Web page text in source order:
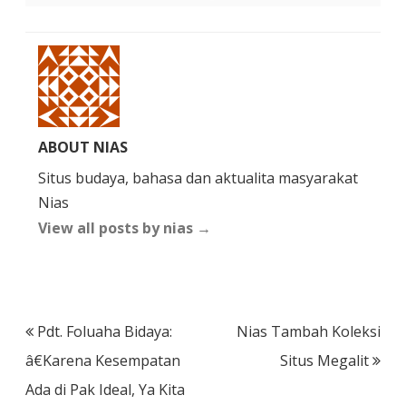
ABOUT NIAS
Situs budaya, bahasa dan aktualita masyarakat
Nias
View all posts by nias →
Post
navigation
Pdt. Foluaha Bidaya:
â€Karena Kesempatan
Ada di Pak Ideal, Ya Kita
Nias Tambah Koleksi
Situs Megalit